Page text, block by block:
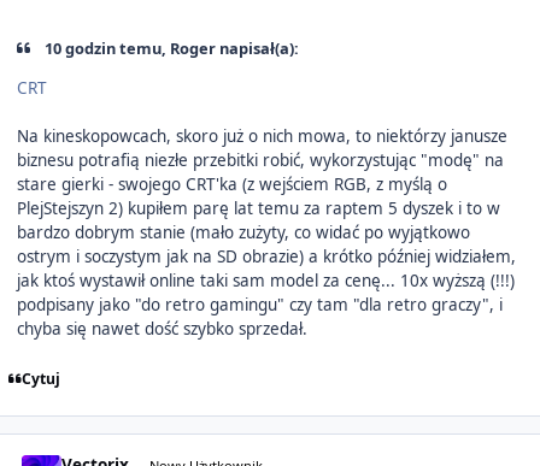
10 godzin temu, Roger napisał(a):
CRT
Na kineskopowcach, skoro już o nich mowa, to niektórzy janusze
biznesu potrafią niezłe przebitki robić, wykorzystując "modę" na
stare gierki - swojego CRT'ka (z wejściem RGB, z myślą o
PlejStejszyn 2) kupiłem parę lat temu za raptem 5 dyszek i to w
bardzo dobrym stanie (mało zużyty, co widać po wyjątkowo
ostrym i soczystym jak na SD obrazie) a krótko później widziałem,
jak ktoś wystawił online taki sam model za cenę... 10x wyższą (!!!)
podpisany jako "do retro gamingu" czy tam "dla retro graczy", i
chyba się nawet dość szybko sprzedał.
Cytuj